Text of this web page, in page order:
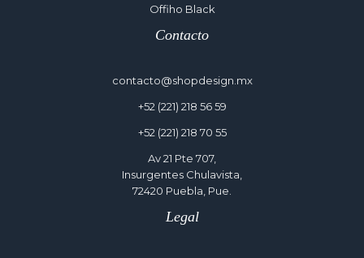
Offiho Black
Contacto
contacto@shopdesign.mx
+52 (221) 218 56 59
+52 (221) 218 70 55
Av 21 Pte 707,
Insurgentes Chulavista,
72420 Puebla, Pue.
Legal